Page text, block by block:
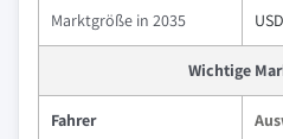
Marktgröße in 2035
Wichtige
Fahrer